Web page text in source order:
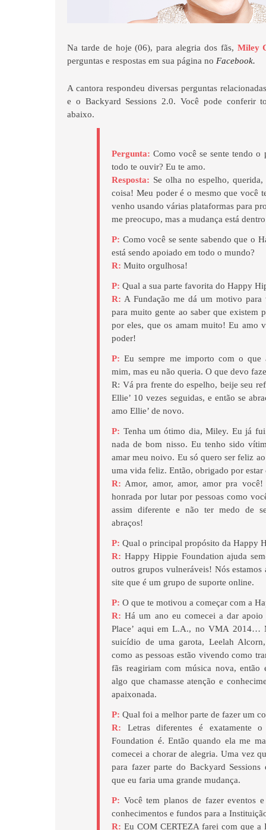
Na tarde de hoje (06), para alegria dos fãs, Miley
perguntas e respostas em sua página noFacebook.
A cantora respondeu diversas perguntas
e o Backyard Sessions 2.0. Você pode conferir
abaixo.
Pergunta:Como você se sente tendo o
todo te ouvir? Eu te amo.
Resposta: Se olha no espelho,
coisa! Meu poder é o mesmo que você
venho usando várias plataformas para
me preocupo, mas a mudança está
P: Como você se sente sabendo que o
está sendo apoiado em todo o mundo?
R: Muito orgulhosa!
P: Qual a sua parte favorita do Happy
R: A Fundação me dá um motivo para
para muito gente ao saber que existem
por eles, que os amam muito! Eu amo
poder!
P: Eu sempre me importo com o que
mim, mas eu não queria. O que devo
R: Vá pra frente do espelho, beije seu
Ellie’ 10 vezes seguidas, e então se
amo Ellie’ de novo.
P: Tenha um ótimo dia, Miley. Eu já
nada de bom nisso. Eu tenho sido
amar meu noivo. Eu só quero ser feliz
uma vida feliz. Então, obrigado por estar
R: Amor, amor, amor, amor pra
honrada por lutar por pessoas como
assim diferente e não ter medo de
abraços!
P: Qual o principal propósito da Happy
R: Happy Hippie Foundation ajuda
outros grupos vulneráveis! Nós
site que é um grupo de suporte online.
P: O que te motivou a começar com a
R: Há um ano eu comecei a dar apoio
Place’ aqui em L.A., no VMA 2014…
suicídio de uma garota, Leelah
como as pessoas estão vivendo como
fãs reagiriam com música nova, então
algo que chamasse atenção e
apaixonada.
P: Qual foi a melhor parte de fazer um
R: Letras diferentes é exatamente
Foundation é. Então quando ela me
comecei a chorar de alegria. Uma vez
para fazer parte do Backyard Sessions
que eu faria uma grande mudança.
P: Você tem planos de fazer eventos
conhecimentos e fundos para a
R: Eu COM CERTEZA farei com que a